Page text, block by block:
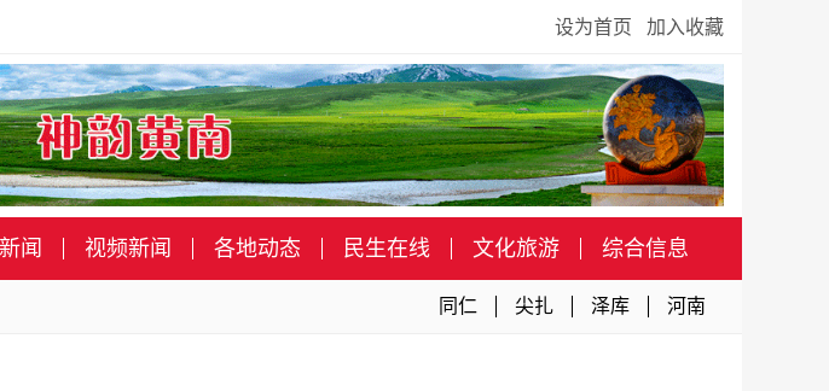
设为首页 加入收藏
闻 视频新闻 各地动态 民生在线 文化旅游 综合信息
同仁 尖扎 泽库 河南